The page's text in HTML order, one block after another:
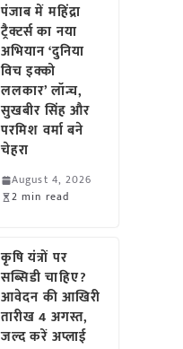
पंजाब में महिंद्रा
ट्रैक्टर्स का नया
अभियान ‘दुनिया
विच इक्को
ललकार’ लॉन्च,
सुखबीर सिंह और
परमिश वर्मा बने
चेहरा
August 4, 2026
2 min read
कृषि यंत्रों पर
सब्सिडी चाहिए?
आवेदन की आखिरी
तारीख 4 अगस्त,
जल्द करें अप्लाई